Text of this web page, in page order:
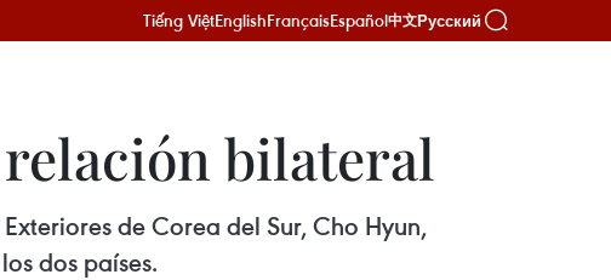
Tiếng ViệtEnglishFrançaisEspañol中文Русский
bilateral
de Corea del Sur, Cho Hyun,
dos países.